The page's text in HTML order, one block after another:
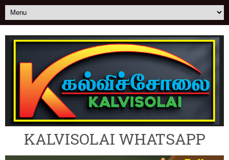
KALVISOLAI WHATSAPP